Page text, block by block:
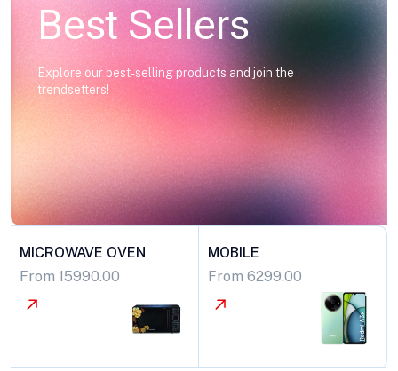
Best Sellers
Explore our best-selling products and join the
trendsetters!
MICROWAVE OVEN
From 15990.00
MOBILE
From 6299.00